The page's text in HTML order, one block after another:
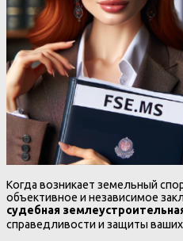
Когда возникает земельный
объективное и независимое
судебная
справедливости и защиты